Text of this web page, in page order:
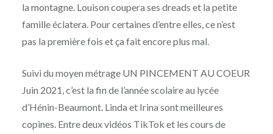
la montagne. Louison coupera ses dreads et la petite
famille éclatera. Pour certaines d’entre elles, ce n’est
pas la première fois et ça fait encore plus mal.
Suivi du moyen métrage UN PINCEMENT AU COEUR
Juin 2021, c’est la fin de l’année scolaire au lycée
d’Hénin-Beaumont. Linda et Irina sont meilleures
copines. Entre deux vidéos TikTok et les cours de